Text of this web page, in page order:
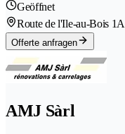
Geöffnet
Route de l'Ile-au-Bois 1A
Offerte anfragen
AMJ Sàrl